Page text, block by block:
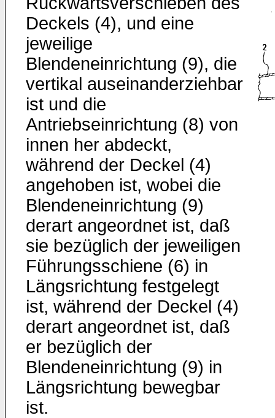
Deckels (4), und eine
jeweilige
Blendeneinrichtung (9), die
vertikal auseinanderziehbar
ist und die
Antriebseinrichtung (8) von
innen her abdeckt,
während der Deckel (4)
angehoben ist, wobei die
Blendeneinrichtung (9)
derart angeordnet ist, daß
sie bezüglich der jeweiligen
Führungsschiene (6) in
Längsrichtung festgelegt
ist, während der Deckel (4)
derart angeordnet ist, daß
er bezüglich der
Blendeneinrichtung (9) in
Längsrichtung bewegbar
ist.